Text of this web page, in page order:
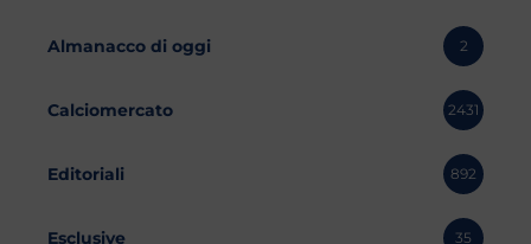
Almanacco di oggi 2
Calciomercato 2431
Editoriali 892
Esclusive 35